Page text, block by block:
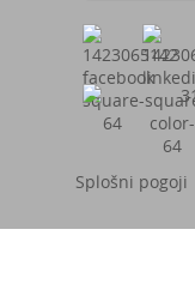
Splošni pogoji